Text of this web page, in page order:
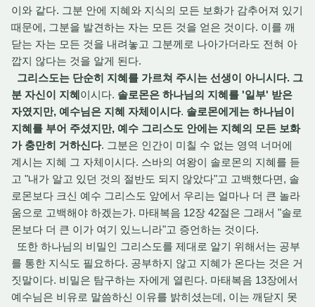
이와 같다. 그분 안에 지혜와 지식의 모든 보화가 감추어져 있기
때문에, 그분을 발견하는 자는 모든 것을 얻은 것이다. 이를 깨
닫는 자는 모든 것을 내려놓고 그분께로 나아가더라도 전혀 아
깝지 않다는 것을 알게 된다.
그리스도는 단순히 지혜를 가르쳐 주시는 선생이 아니시다. 그
분 자신이 지혜이시다. 솔로몬은 하나님의 지혜를 '일부' 받은
자였지만, 예수님은 지혜 자체이시다. 솔로몬에게는 하나님이
지혜를 부어 주셨지만, 예수 그리스도 안에는 지혜의 모든 보화
가 충만히 거하신다. 그분은 인간이 미칠 수 없는 영역 너머에
계시는 지혜 그 자체이시다. 스바의 여왕이 솔로몬의 지혜를 듣
고 "내가 알고 있던 것의 절반도 되지 않았다"고 고백했다면, 솔
로몬보다 크신 예수 그리스도 앞에서 우리는 얼마나 더 큰 놀라
움으로 고백해야 하겠는가. 마태복음 12장 42절은 그래서 "솔로
몬보다 더 큰 이가 여기 있느니라"고 증언하는 것이다.
또한 하나님의 비밀인 그리스도를 제대로 알기 위해서는 공부
를 통한 지식도 필요하다. 공부하지 않고 지혜가 온다는 것은 거
짓말이다. 비밀은 탐구하는 자에게 열린다. 마태복음 13장에서
예수님은 비유로 말씀하신 이유를 밝히셨는데, 이는 깨닫지 못